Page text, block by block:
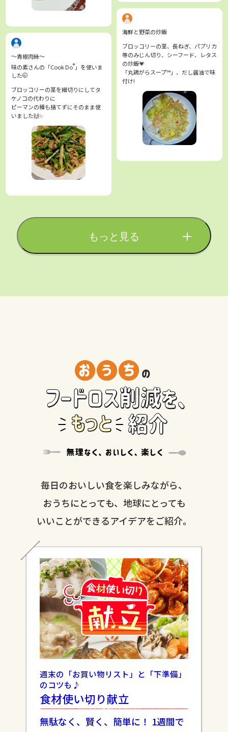
海鮮と野菜の炒飯
ブロッコリーの茎、長ねぎ、パプリカ
等のみじん切り、シーフード、レタス
の炒飯💗
「丸鶏がらスープ™」、だし醤油で味
付け!
〜青椒肉絲〜
味の素さんの「Cook Do® 」を使いま
した🤭
ブロッコリーの茎を細切りにしてタ
ケノコの代わりに
ピーマンの種も捨てずにそのまま使
いました🙌✨
もっと見る
毎日のおいしい食を楽しみながら、
おうちにとっても、地球にとっても
いいことができるアイデアをご紹介。
週末の「お買い物リスト」と「下準備」
のコツも♪
食材使い切り献立
無駄なく、賢く、簡単に！ 1週間で